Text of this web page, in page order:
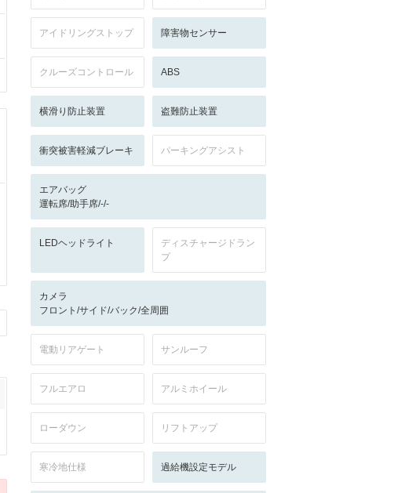
アイドリングストップ 障害物センサー
クルーズコントロール ABS
横滑り防止装置 盗難防止装置
衝突被害軽減ブレーキ パーキングアシスト
エアバッグ
運転席/助手席/-/-
LEDヘッドライト
ディスチャージドラン
プ
カメラ
フロント/サイド/バック/全周囲
電動リアゲート サンルーフ
フルエアロ アルミホイール
ローダウン リフトアップ
寒冷地仕様 過給機設定モデル